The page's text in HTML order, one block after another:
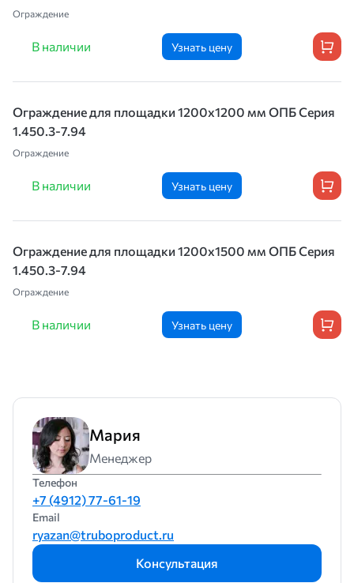
Ограждение
В наличии Узнать цену
Ограждение для площадки 1200х1200 мм ОПБ Серия
1.450.3-7.94
Ограждение
В наличии Узнать цену
Ограждение для площадки 1200х1500 мм ОПБ Серия
1.450.3-7.94
Ограждение
В наличии Узнать цену
Мария
Менеджер
Телефон
+7 (4912) 77-61-19
Email
ryazan@truboproduct.ru
Консультация